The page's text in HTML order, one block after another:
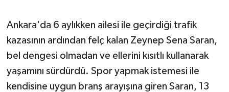
Ankara'da 6 aylıkken ailesi ile geçirdiği trafik
kazasının ardından felç kalan Zeynep Sena Saran,
bel dengesi olmadan ve ellerini kısıtlı kullanarak
yaşamını sürdürdü. Spor yapmak istemesi ile
kendisine uygun branş arayışına giren Saran, 13
Sokak Hayvanlarını Sahiplendirme
Sonsöz Özel
Spor